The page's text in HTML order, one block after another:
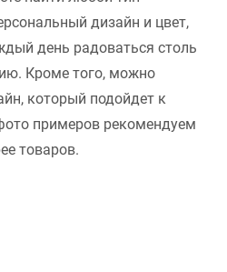
дизайн и цвет,
день радоваться столь
Кроме того, можно
который подойдет к
примеров рекомендуем
товаров.